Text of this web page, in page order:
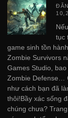
tục
game sinh tồn
Zombie Survivors
Games Studio,
Zombie Defense…
như cách bạn đã
thôi!Bầy xác sống
chúng chưa?